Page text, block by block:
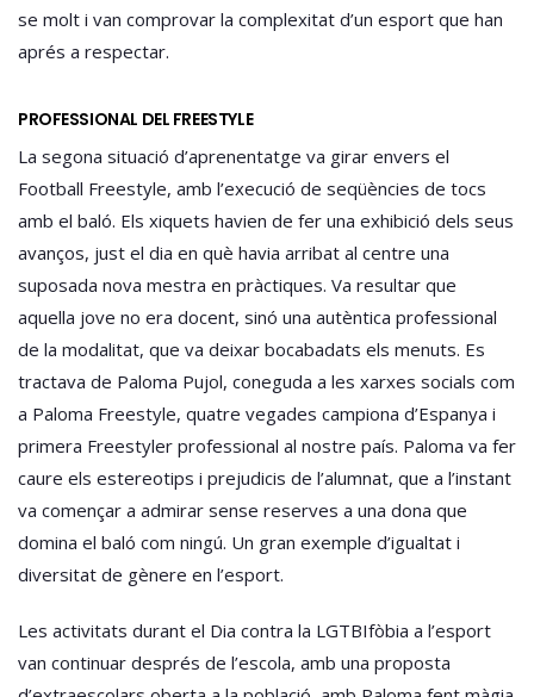
se molt i van comprovar la complexitat d’un esport que han
aprés a respectar.
PROFESSIONAL DEL FREESTYLE
La segona situació d’aprenentatge va girar envers el
Football Freestyle, amb l’execució de seqüències de tocs
amb el baló. Els xiquets havien de fer una exhibició dels seus
avanços, just el dia en què havia arribat al centre una
suposada nova mestra en pràctiques. Va resultar que
aquella jove no era docent, sinó una autèntica professional
de la modalitat, que va deixar bocabadats els menuts. Es
tractava de Paloma Pujol, coneguda a les xarxes socials com
a Paloma Freestyle, quatre vegades campiona d’Espanya i
primera Freestyler professional al nostre país. Paloma va fer
caure els estereotips i prejudicis de l’alumnat, que a l’instant
va començar a admirar sense reserves a una dona que
domina el baló com ningú. Un gran exemple d’igualtat i
diversitat de gènere en l’esport.
Les activitats durant el Dia contra la LGTBIfòbia a l’esport
van continuar després de l’escola, amb una proposta